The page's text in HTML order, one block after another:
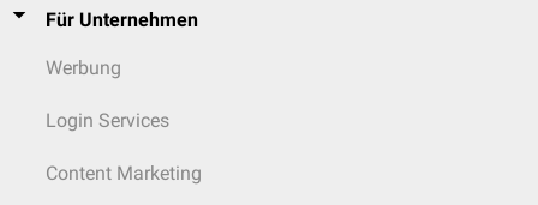
Für Unternehmen
Werbung
Login Services
Content Marketing